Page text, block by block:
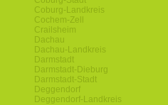
Coburg-Landkreis
Cochem-Zell
Crailsheim
Dachau
Dachau-Landkreis
Darmstadt
Darmstadt-Dieburg
Darmstadt-Stadt
Deggendorf
Deggendorf-Landkreis